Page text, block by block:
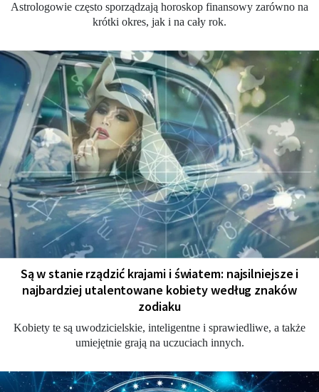
Astrologowie często sporządzają horoskop finansowy zarówno na
krótki okres, jak i na cały rok.
Są w stanie rządzić krajami i światem: najsilniejsze i
najbardziej utalentowane kobiety według znaków
zodiaku
Kobiety te są uwodzicielskie, inteligentne i sprawiedliwe, a także
umiejętnie grają na uczuciach innych.